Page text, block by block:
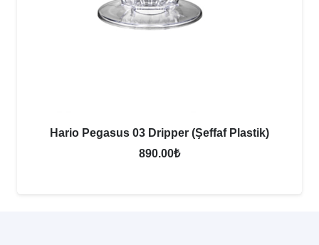
Hario Pegasus 03 Dripper (Şeffaf Plastik)
890.00₺